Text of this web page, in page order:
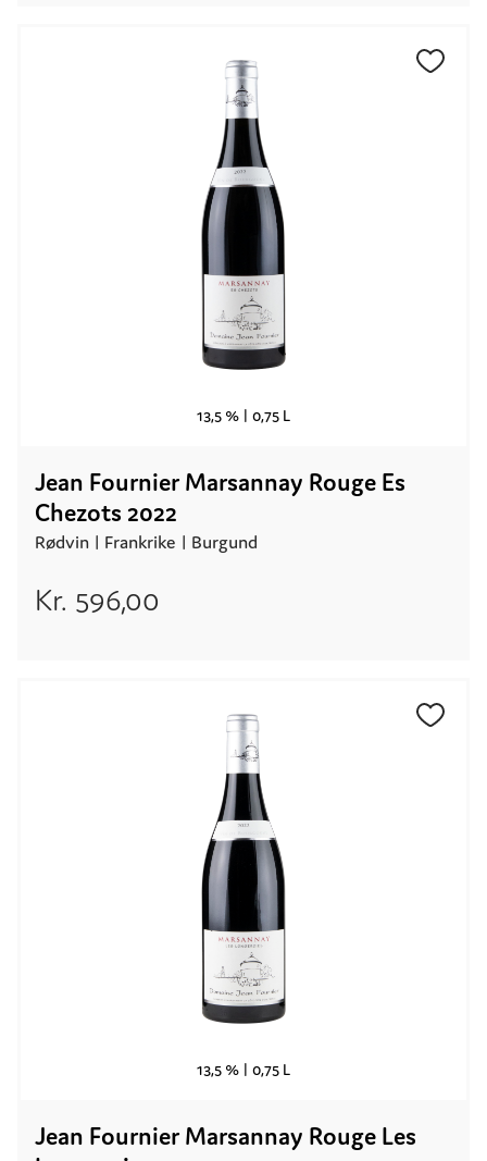
13,5 % | 0,75 L
Jean Fournier Marsannay Rouge Es
Chezots 2022
Rødvin | Frankrike | Burgund
Kr. 596,00
13,5 % | 0,75 L
Jean Fournier Marsannay Rouge Les